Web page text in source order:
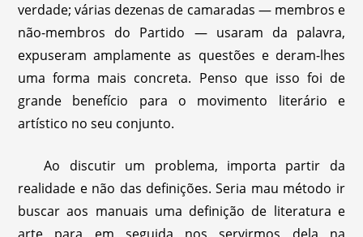
verdade; várias dezenas de camaradas — membros e
não-membros do Partido — usaram da palavra,
expuseram amplamente as questões e deram-lhes
uma forma mais concreta. Penso que isso foi de
grande benefício para o movimento literário e
artístico no seu conjunto.
Ao discutir um problema, importa partir da
realidade e não das definições. Seria mau método ir
buscar aos manuais uma definição de literatura e